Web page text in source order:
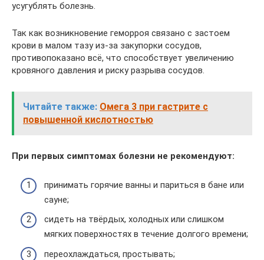
усугублять болезнь.
Так как возникновение геморроя связано с застоем
крови в малом тазу из-за закупорки сосудов,
противопоказано всё, что способствует увеличению
кровяного давления и риску разрыва сосудов.
Читайте также: Омега 3 при гастрите с
повышенной кислотностью
При первых симптомах болезни не рекомендуют:
принимать горячие ванны и париться в бане или
сауне;
сидеть на твёрдых, холодных или слишком
мягких поверхностях в течение долгого времени;
переохлаждаться, простывать;